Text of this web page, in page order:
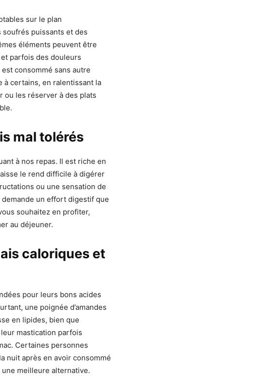
sur le plan
puissants et des
éléments peuvent être
parfois des douleurs
consommé sans autre
à certains, en ralentissant la
ou les réserver à des plats
mal tolérés
à nos repas. Il est riche en
le rend difficile à digérer
ou une sensation de
un effort digestif que
souhaitez en profiter,
au déjeuner.
caloriques et
pour leurs bons acides
une poignée d’amandes
en lipides, bien que
mastication parfois
Certaines personnes
nuit après en avoir consommé
meilleure alternative.